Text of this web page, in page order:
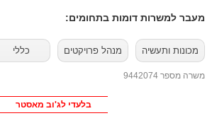
מעבר למשרות דומות בתחומים:
מכונות ותעשיה מנהל פרויקטים כללי
משרה מספר 9442074
בלעדי לג'וב מאסטר